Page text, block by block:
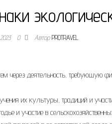
0 АвторPROTRAVEL
через деятельность, требующую
их культуры, традиций и
и участие в